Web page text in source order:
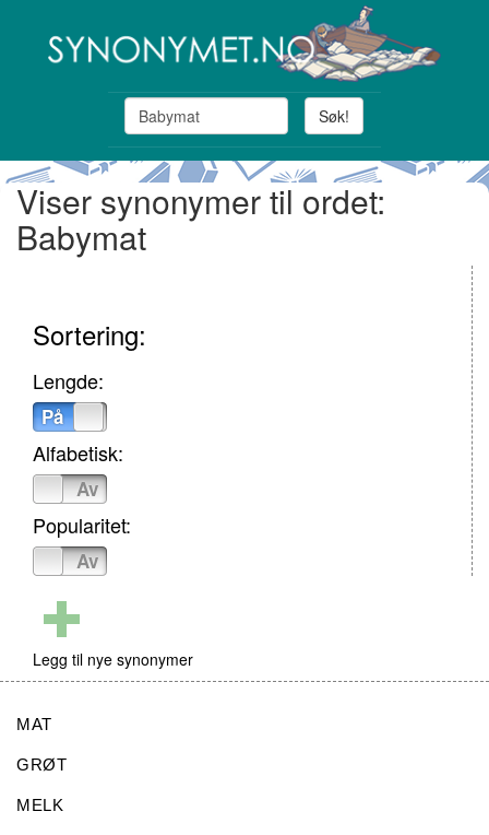
Søk!
Viser synonymer til ordet:
Babymat
Sortering:
Lengde:
På
Alfabetisk:
Av
Popularitet:
Av
Legg til nye synonymer
MAT
GRØT
MELK